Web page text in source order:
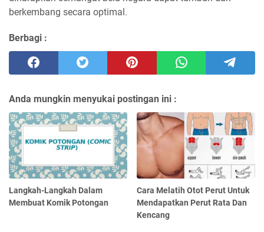
berkembang secara optimal.
Berbagi :
Anda mungkin menyukai postingan ini :
Langkah-Langkah Dalam
Membuat Komik Potongan
Cara Melatih Otot Perut Untuk
Mendapatkan Perut Rata Dan
Kencang